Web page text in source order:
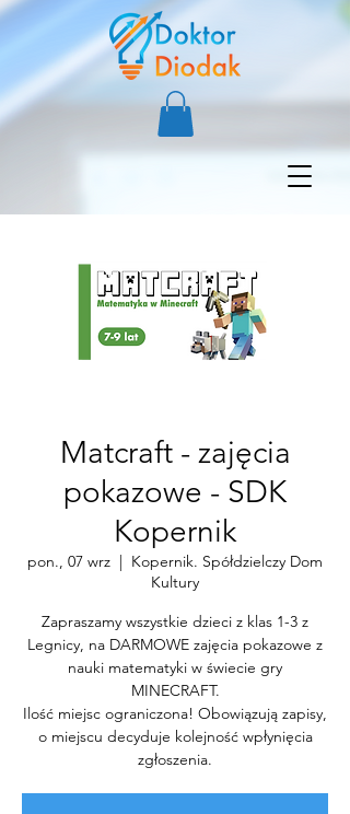
Matcraft - zajęcia
pokazowe - SDK
Kopernik
pon., 07 wrz
  |
Kopernik. Spółdzielczy Dom
Kultury
Zapraszamy wszystkie dzieci z klas 1-3 z
Legnicy, na DARMOWE zajęcia pokazowe z
nauki matematyki w świecie gry
MINECRAFT.
Ilość miejsc ograniczona! Obowiązują zapisy,
o miejscu decyduje kolejność wpłynięcia
zgłoszenia.